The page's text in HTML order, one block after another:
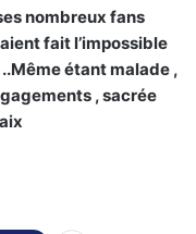
nombreux fans
fait l’impossible
étant malade ,
, sacrée